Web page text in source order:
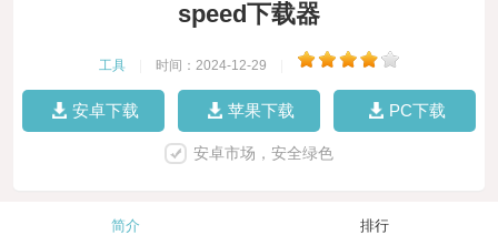
speed下载器
工具 时间：2024-12-29
安卓下载 苹果下载 PC下载
安卓市场，安全绿色
简介 排行